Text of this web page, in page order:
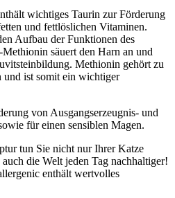
wichtiges Taurin zur Förderung
und fettlöslichen Vitaminen.
Aufbau der Funktionen des
säuert den Harn an und
Methionin gehört zu
und ist somit ein wichtiger
von Ausgangserzeugnis- und
für einen sensiblen Magen.
tun Sie nicht nur Ihrer Katze
die Welt jeden Tag nachhaltiger!
enthält wertvolles